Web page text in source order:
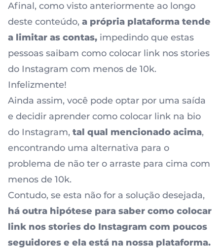
Afinal, como visto anteriormente ao longo
deste conteúdo, a própria plataforma tende
a limitar as contas, impedindo que estas
pessoas saibam como colocar link nos stories
do Instagram com menos de 10k.
Infelizmente!
Ainda assim, você pode optar por uma saída
e decidir aprender como colocar link na bio
do Instagram, tal qual mencionado acima,
encontrando uma alternativa para o
problema de não ter o arraste para cima com
menos de 10k.
Contudo, se esta não for a solução desejada,
há outra hipótese para saber como colocar
link nos stories do Instagram com poucos
seguidores e ela está na nossa plataforma.